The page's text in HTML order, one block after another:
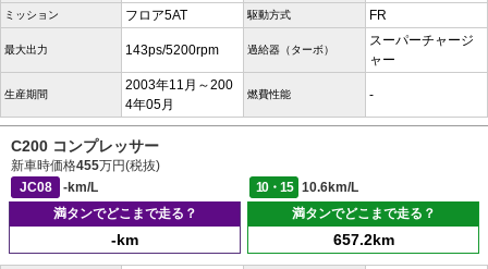
ミッション フロア5AT 駆動方式 FR
最大出力 143ps/5200rpm 過給器（ターボ）
スーパーチャージ
ャー
生産期間
2003年11月～200
4年05月
燃費性能 -
C200 コンプレッサー
新車時価格455万円(税抜)
JC08
-km/L 10・15
10.6km/L
満タンでどこまで走る？
-km
満タンでどこまで走る？
657.2km